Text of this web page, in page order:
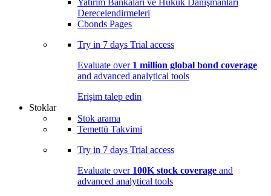
Yatırım Bankaları ve Hukuk Danışmanları
Derecelendirmeleri
Cbonds Pages
Try in 7 days Trial access
Evaluate over 1 million global bond coverage
and advanced analytical tools
Erişim talep edin
Stoklar
Stok arama
Temettü Takvimi
Try in 7 days Trial access
Evaluate over 100K stock coverage and
advanced analytical tools